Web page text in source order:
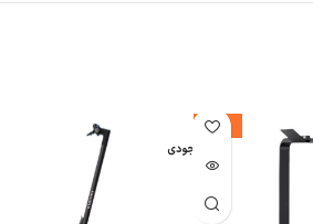
-11%
اتمام موجودی